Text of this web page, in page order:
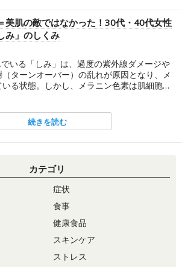
美肌の敵ではなかった！30代・40代女性
み」のしくみ
いる「しみ」は、過度の紫外線ダメージや
ターンオーバー）の乱れが原因となり、メ
る状態。しかし、メラニン色素は肌細胞を
みやメラニンについてご紹介します。
続きを読む
カテゴリ
症状
食事
健康食品
スキンケア
ストレス